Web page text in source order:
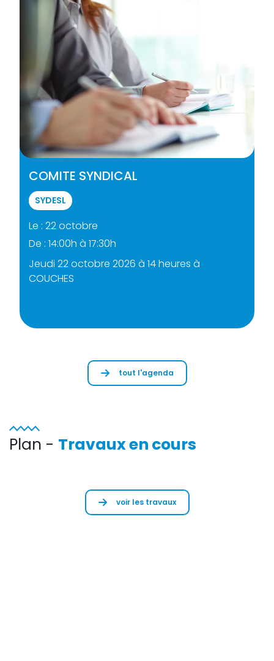
COMITE SYNDICAL
SYDESL
Le : 22 octobre
De : 14:00h à 17:30h
Jeudi 22 octobre 2026 à 14 heures à
COUCHES
tout l'agenda
Plan - Travaux en cours
voir les travaux